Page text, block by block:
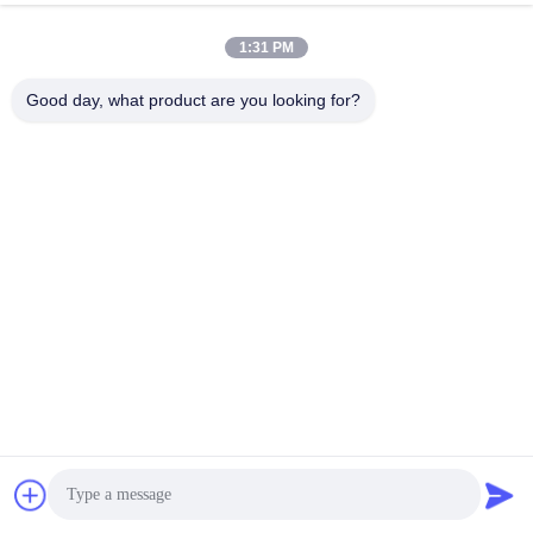
Unsere Adresse
Adresse
1:31 PM
Good day, what product are you looking for?